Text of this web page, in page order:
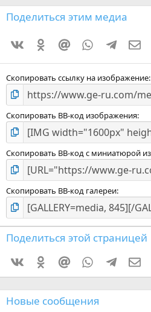
Поделиться этим медиа
VkontakteOdnoklassniki
Mail.ruWhatsApp
Скопировать ссылку на изображение
Скопировать BB-код изображения
Скопировать BB-код с миниатюрой
Скопировать BB-код галереи
Поделиться этой страницей
VkontakteOdnoklassniki
Mail.ruWhatsApp
Новые сообщения